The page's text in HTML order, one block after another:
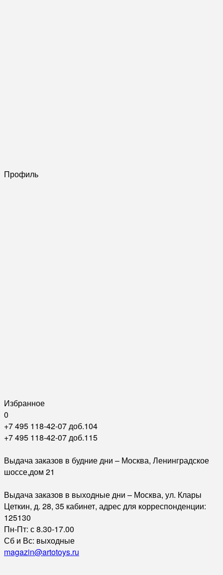
Профиль
Избранное
0
+7 495 118-42-07 доб.104
+7 495 118-42-07 доб.115
Выдача заказов в будние дни – Москва, Ленинградское
шоссе,дом 21
Выдача заказов в выходные дни – Москва, ул. Клары
Цеткин, д. 28, 35 кабинет, адрес для корреспонденции:
125130
Пн-Пт: с 8.30-17.00
Сб и Вс: выходные
magazin@artotoys.ru